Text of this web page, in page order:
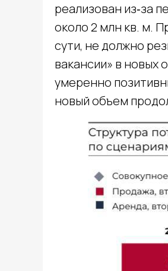
реализован из‑за
около 2 млн кв. м.
сути, не должно
вакансии» в новых
умеренно
новый объем